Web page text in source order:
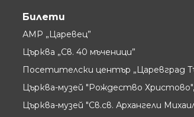
Билети
АМР „Царевец”
Църква „Св. 40 мъченици”
Посетителски център „Царевград
Църква-музей "Рождество
Църква-музей "Св.св. Архангели